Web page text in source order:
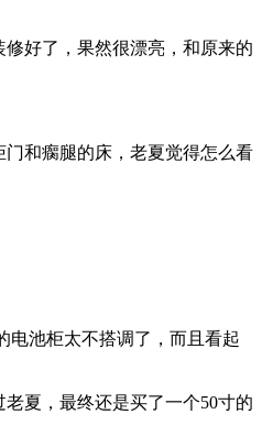
好了，果然很漂亮，和原来的
和瘸腿的床，老夏觉得怎么看
电池柜太不搭调了，而且看起
夏，最终还是买了一个50寸的